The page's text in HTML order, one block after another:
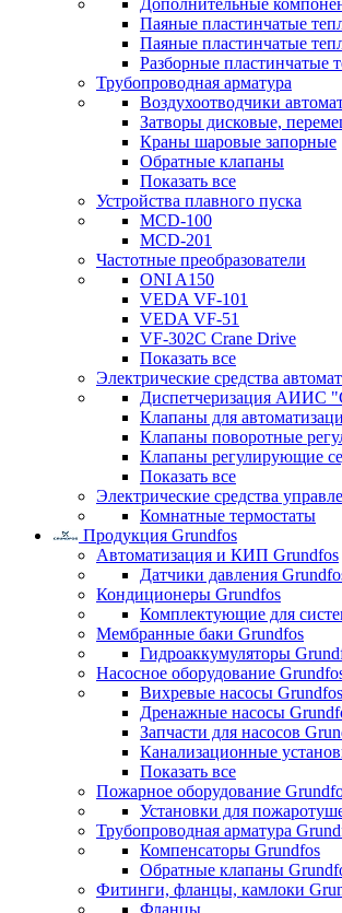
Дополнительные
Паяные пластинчатые
Паяные пластинчатые
Разборные пластинчатые
Трубопроводная арматура
Воздухоотводчики
Затворы дисковые,
Краны шаровые запорные
Обратные клапаны
Показать все
Устройства плавного пуска
MCD-100
MCD-201
Частотные преобразователи
ONI A150
VEDA VF-101
VEDA VF-51
VF-302C Crane Drive
Показать все
Электрические средства
Диспетчеризация АИИС
Клапаны для
Клапаны поворотные
Клапаны регулирующие
Показать все
Электрические средства
Комнатные термостаты
Продукция Grundfos
Автоматизация и КИП Grundfos
Датчики давления
Кондиционеры Grundfos
Комплектующие для
Мембранные баки Grundfos
Гидроаккумуляторы
Насосное оборудование
Вихревые насосы Grundfos
Дренажные насосы
Запчасти для насосов
Канализационные
Показать все
Пожарное оборудование
Установки для
Трубопроводная арматура
Компенсаторы Grundfos
Обратные клапаны
Фитинги, фланцы, камлоки
Фланцы